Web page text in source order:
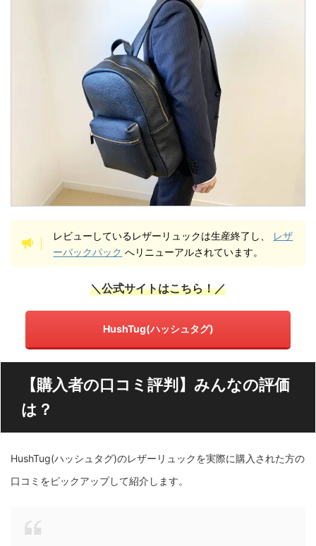
レビューしているレザーリュックは生産終了し、 レザ
ーバックパック へリニューアルされています。
＼公式サイトはこちら！／
HushTug(ハッシュタグ)
【購入者の口コミ評判】みんなの評価
は？
HushTug(ハッシュタグ)のレザーリュックを実際に購入された方の
口コミをピックアップして紹介します。